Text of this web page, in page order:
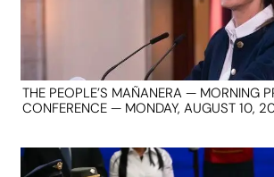
THE PEOPLE’S MAÑANERA — MORNING
CONFERENCE — MONDAY, AUGUST 10,